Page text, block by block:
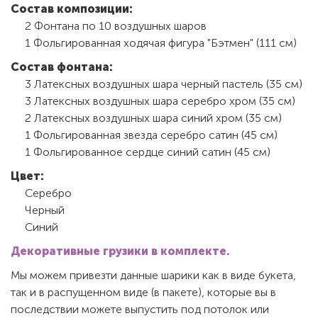
Состав композиции:
2 Фонтана по 10 воздушных шаров
1 Фольгированная ходячая фигура "Бэтмен" (111 см)
Состав фонтана:
3 Латексных воздушных шара черный пастель (35 см)
3 Латексных воздушных шара серебро хром (35 см)
2 Латексных воздушных шара синий хром (35 см)
1 Фольгированная звезда серебро сатин (45 см)
1 Фольгированное сердце синий сатин (45 см)
Цвет:
Серебро
Черный
Синий
Декоративные грузики в комплекте.
Мы можем привезти данные шарики как в виде букета,
так и в распущенном виде (в пакете), которые вы в
последствии можете выпустить под потолок или